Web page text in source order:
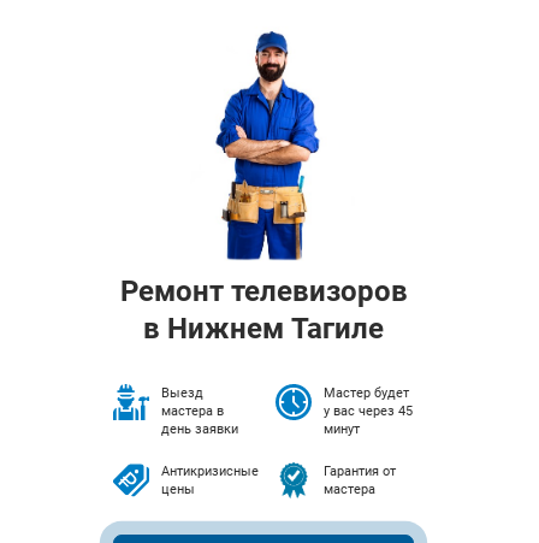
Ремонт телевизоров
в Нижнем Тагиле
Выезд
мастера в
день заявки
Мастер будет
у вас через 45
минут
Антикризисные
цены
Гарантия от
мастера